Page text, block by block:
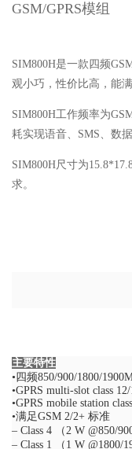
GSM/GPRS模组
SIM800H是一款四频
观小巧，性价比高，能
SIM800H工作频率为
耗实现语音、SMS、数
SIM800H尺寸为
求。
主要特性
•四频850/900/1800/
•GPRS multi-slot class
•GPRS mobile station
•满足GSM 2/2+ 标准
– Class 4 （2 W @850/
– Class 1 （1 W @1800/